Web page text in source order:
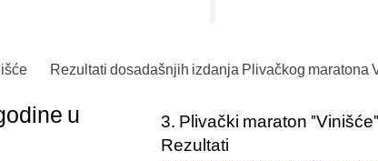
Rezultati dosadašnjih izdanja Plivačkog maratona
u
3. Plivački maraton
Rezultati